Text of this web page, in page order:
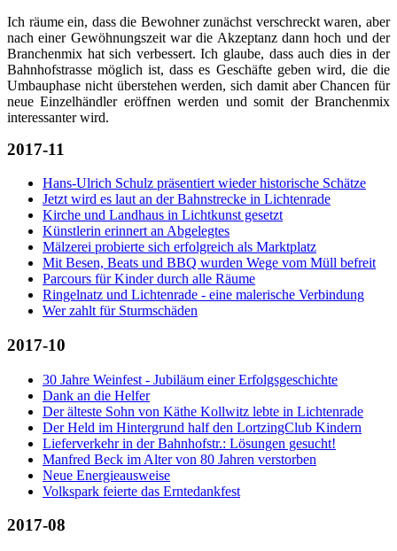
Ich räume ein, dass die Bewohner zunächst verschreckt waren, aber
nach einer Gewöhnungszeit war die Akzeptanz dann hoch und der
Branchenmix hat sich verbessert. Ich glaube, dass auch dies in der
Bahnhofstrasse möglich ist, dass es Geschäfte geben wird, die die
Umbauphase nicht überstehen werden, sich damit aber Chancen für
neue Einzelhändler eröffnen werden und somit der Branchenmix
interessanter wird.
2017-11
Hans-Ulrich Schulz präsentiert wieder historische Schätze
Jetzt wird es laut an der Bahnstrecke in Lichtenrade
Kirche und Landhaus in Lichtkunst gesetzt
Künstlerin erinnert an Abgelegtes
Mälzerei probierte sich erfolgreich als Marktplatz
Mit Besen, Beats und BBQ wurden Wege vom Müll befreit
Parcours für Kinder durch alle Räume
Ringelnatz und Lichtenrade - eine malerische Verbindung
Wer zahlt für Sturmschäden
2017-10
30 Jahre Weinfest - Jubiläum einer Erfolgsgeschichte
Dank an die Helfer
Der älteste Sohn von Käthe Kollwitz lebte in Lichtenrade
Der Held im Hintergrund half den LortzingClub Kindern
Lieferverkehr in der Bahnhofstr.: Lösungen gesucht!
Manfred Beck im Alter von 80 Jahren verstorben
Neue Energieausweise
Volkspark feierte das Erntedankfest
2017-08